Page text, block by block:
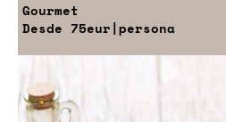
Gourmet
Desde 75eur|persona